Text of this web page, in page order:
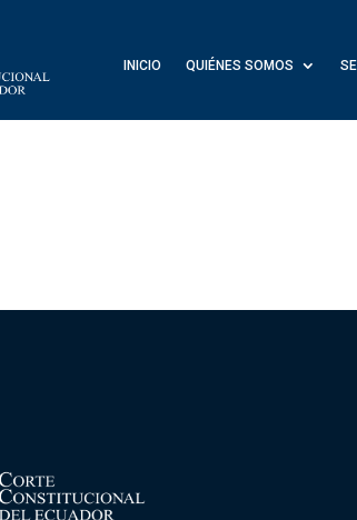
INICIO QUIÉNES SOMOS